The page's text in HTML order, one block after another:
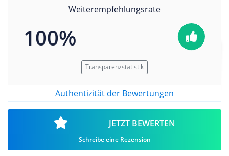
Weiterempfehlungsrate
100%
Transparenzstatistik
Authentizität der Bewertungen
JETZT BEWERTEN
Schreibe eine Rezension